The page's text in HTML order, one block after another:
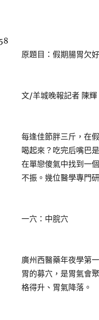
原題目：假期腸胃欠
文/羊城晚報記者 陳輝
每逢佳節胖三斤，在
喝起來？吃完后嘴巴
在單戀傻氣中找到一
不振。幾位醫學專門
一穴：中脘穴
廣州西醫藥年夜學第
胃的募穴，是胃氣會
格得升、胃氣降落。